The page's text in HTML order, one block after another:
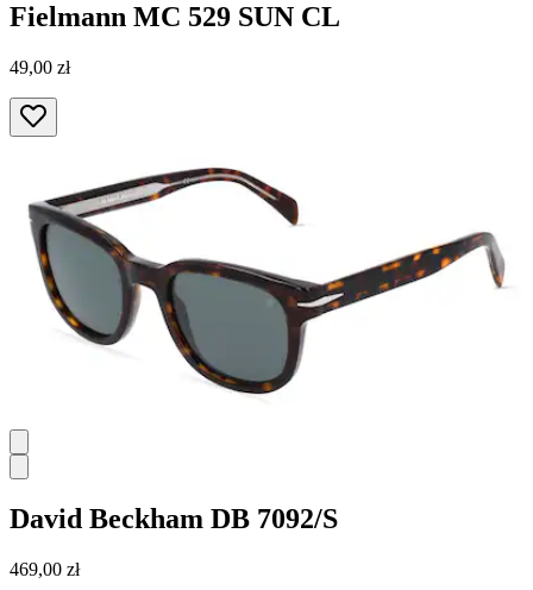
Fielmann MC 529 SUN CL
49,00 zł
David Beckham DB 7092/S
469,00 zł